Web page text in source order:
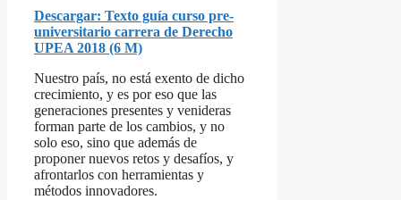
Descargar: Texto guía curso pre-
universitario carrera de Derecho
UPEA 2018 (6 M)
Nuestro país, no está exento de dicho
crecimiento, y es por eso que las
generaciones presentes y venideras
forman parte de los cambios, y no
solo eso, sino que además de
proponer nuevos retos y desafíos, y
afrontarlos con herramientas y
métodos innovadores.